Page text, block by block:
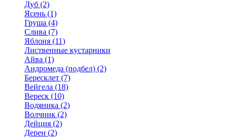
Дуб (2)
Ясень (1)
Груша (4)
Слива (7)
Яблоня (11)
Лиственные кустарники
Айва (1)
Андромеда (подбел) (2)
Бересклет (7)
Вейгела (18)
Вереск (10)
Водяника (2)
Волчник (2)
Дейция (2)
Дерен (2)